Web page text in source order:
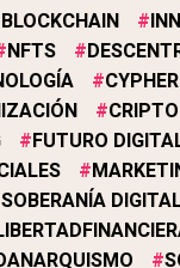
BLOCKCHAIN
NFTS
FUTURO
SOBERANÍA